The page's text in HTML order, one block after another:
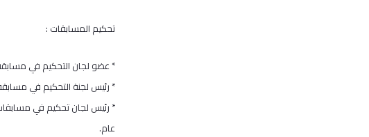
تحكيم المسابقات :
* عضو لجان التحكيم في مسابقة
* رئيس لجنة التحكيم في مسابقة
* رئيس لجان تحكيم في مسابقات
عام.